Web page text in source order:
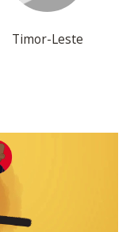
Timor-Leste